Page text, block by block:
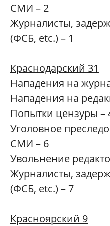
СМИ – 2
Журналисты,
(ФСБ, etc.) – 1
Краснодарский 31
Нападения на
Нападения на
Попытки цензуры –
Уголовное
СМИ – 6
Увольнение
Журналисты,
(ФСБ, etc.) – 7
Красноярский 9